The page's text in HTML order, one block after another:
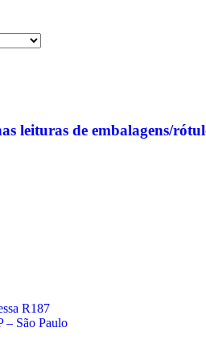
leituras de embalagens/
R187
– São Paulo